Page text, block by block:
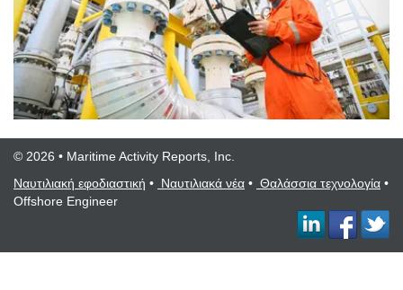
© 2026 • Maritime Activity Reports, Inc.
Ναυτιλιακή εφοδιαστική • Ναυτιλιακά νέα • Θαλάσσια τεχνολογία •
Offshore Engineer